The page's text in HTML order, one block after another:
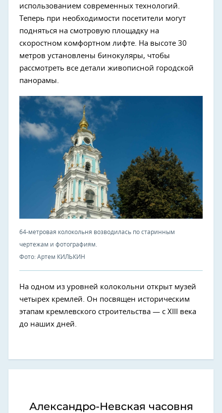
использованием современных технологий.
Теперь при необходимости посетители могут
подняться на смотровую площадку на
скоростном комфортном лифте. На высоте 30
метров установлены бинокуляры, чтобы
рассмотреть все детали живописной городской
панорамы.
64-метровая колокольня возводилась по старинным
чертежам и фотографиям.
Фото: Артем КИЛЬКИН
На одном из уровней колокольни открыт музей
четырех кремлей. Он посвящен историческим
этапам кремлевского строительства — с XIII века
до наших дней.
Александро-Невская часовня